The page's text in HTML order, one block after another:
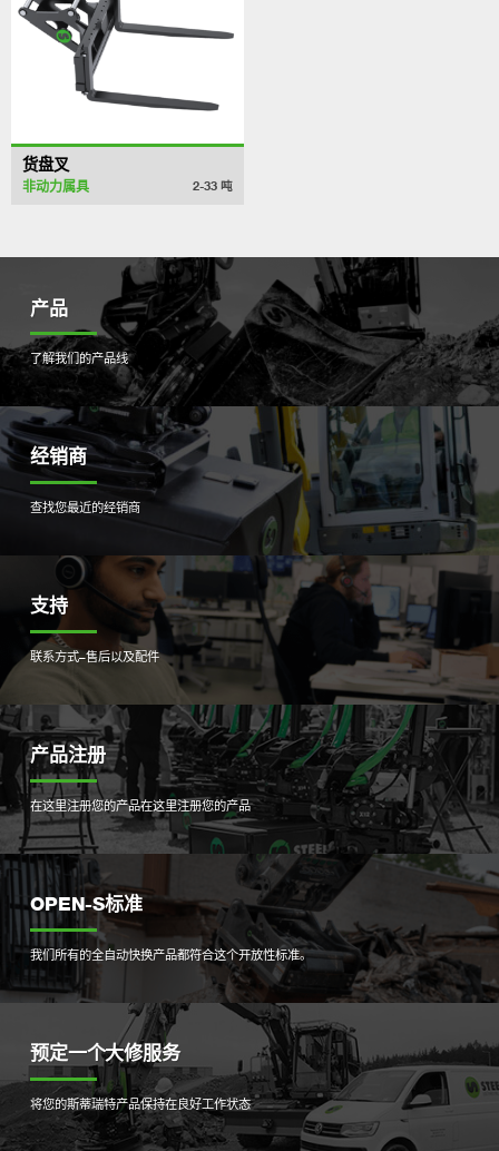
货盘叉
非动力属具 2-33 吨
产品
了解我们的产品线
经销商
查找您最近的经销商
支持
联系方式–售后以及配件
产品注册
在这里注册您的产品在这里注册您的产品
OPEN-S标准
我们所有的全自动快换产品都符合这个开放性标准。
预定一个大修服务
将您的斯蒂瑞特产品保持在良好工作状态